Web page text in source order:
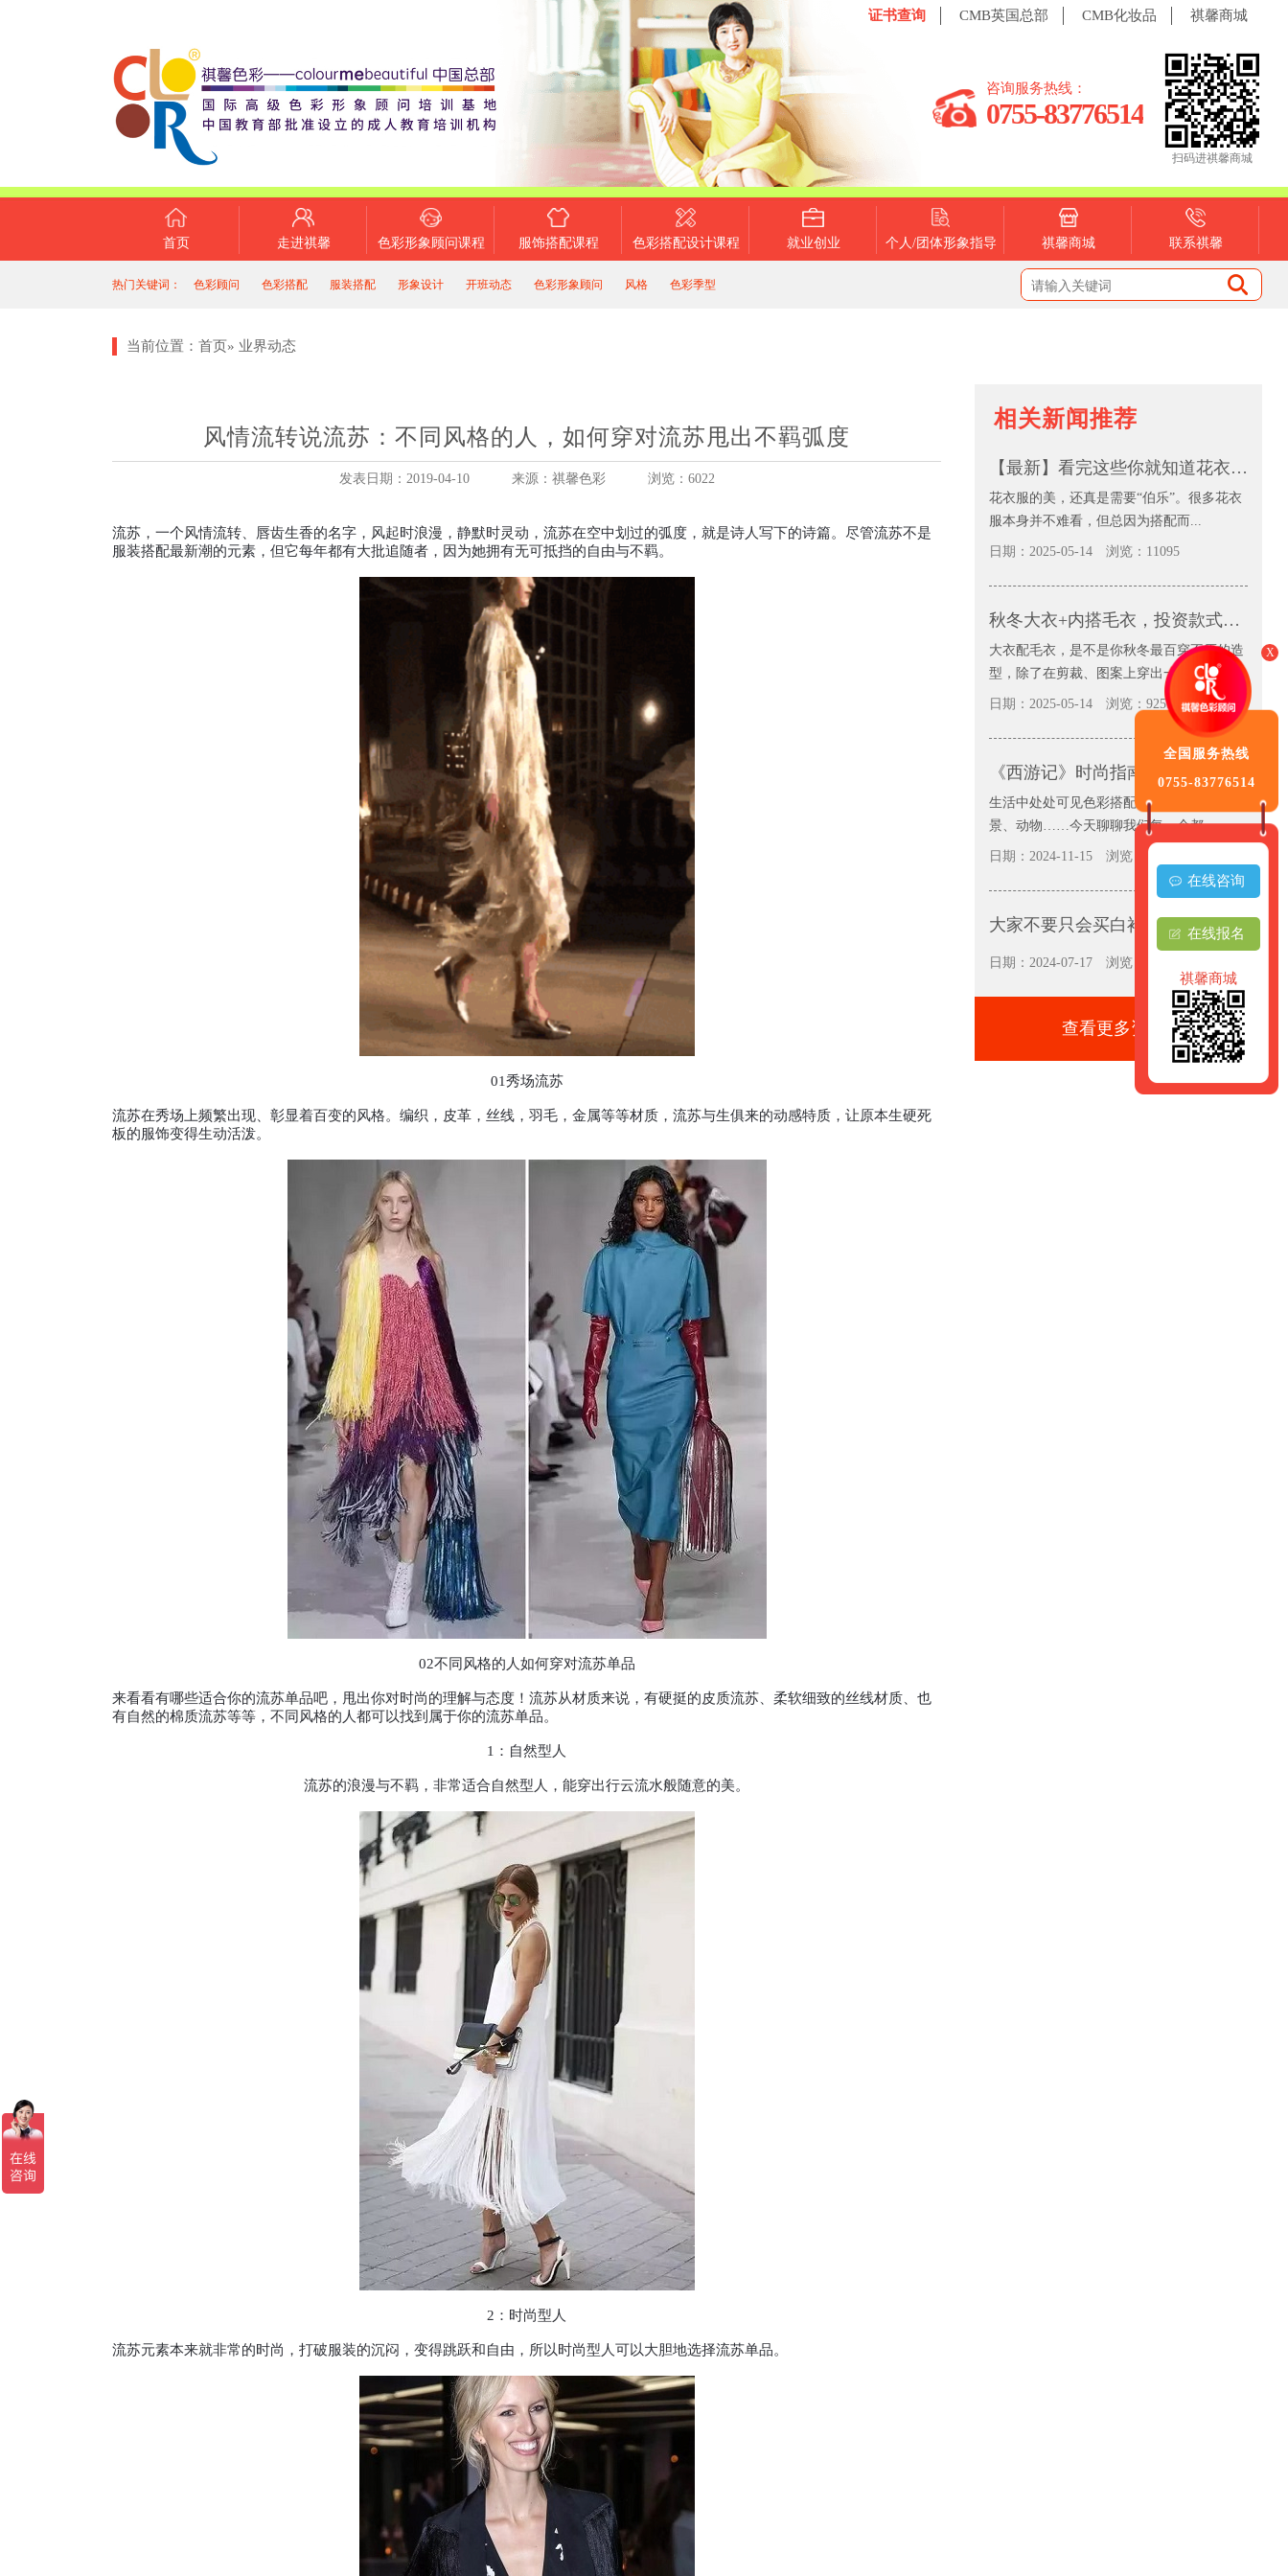
证书查询 CMB英国总部 CMB化妆品 祺馨商城
咨询服务热线：
0755-83776514
扫码进祺馨商城
首页 走进祺馨 色彩形象顾问课程 服饰搭配课程 色彩搭配设计课程 就业创业 个人/团体形象指导 祺馨商城 联系祺馨
热门关键词： 色彩顾问 色彩搭配 服装搭配 形象设计 开班动态 色彩形象顾问 风格 色彩季型
当前位置： 首页» 业界动态
风情流转说流苏：不同风格的人，如何穿对流苏甩出不羁弧度
发表日期：2019-04-10 来源：祺馨色彩 浏览：6022
流苏，一个风情流转、唇齿生香的名字，风起时浪漫，静默时灵动，流苏在空中划过的弧度，就是诗人写下的诗篇。尽管流苏不是
服装搭配最新潮的元素，但它每年都有大批追随者，因为她拥有无可抵挡的自由与不羁。
01秀场流苏
流苏在秀场上频繁出现、彰显着百变的风格。编织，皮革，丝线，羽毛，金属等等材质，流苏与生俱来的动感特质，让原本生硬死
板的服饰变得生动活泼。
02不同风格的人如何穿对流苏单品
来看看有哪些适合你的流苏单品吧，甩出你对时尚的理解与态度！流苏从材质来说，有硬挺的皮质流苏、柔软细致的丝线材质、也
有自然的棉质流苏等等，不同风格的人都可以找到属于你的流苏单品。
1：自然型人
流苏的浪漫与不羁，非常适合自然型人，能穿出行云流水般随意的美。
2：时尚型人
流苏元素本来就非常的时尚，打破服装的沉闷，变得跳跃和自由，所以时尚型人可以大胆地选择流苏单品。
相关新闻推荐
【最新】看完这些你就知道花衣服可以怎么配，并且兴趣大增
花衣服的美，还真是需要“伯乐”。很多花衣
服本身并不难看，但总因为搭配而...
日期：2025-05-14 浏览：11095
秋冬大衣+内搭毛衣，投资款式不如投资色彩
大衣配毛衣，是不是你秋冬最百穿不厌的造
型，除了在剪裁、图案上穿出一些新...
日期：2025-05-14 浏览：9251
《西游记》时尚指南：师徒四人的服装配色日常穿搭也很美
生活中处处可见色彩搭配，大自然、城市街
景、动物……今天聊聊我们每一个都...
日期：2024-11-15 浏览：11503
大家不要只会买白衬衫呀
日期：2024-07-17 浏览：6261
查看更多资讯+
X
全国服务热线
0755-83776514
在线咨询
在线报名
祺馨商城